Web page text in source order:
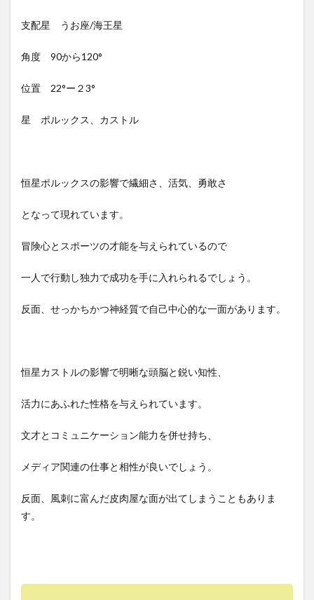
支配星 うお座/海王星
角度 90から120°
位置 22°ー２3°
星 ポルックス、カストル
恒星ポルックスの影響で繊細さ、活気、勇敢さ
となって現れています。
冒険心とスポーツの才能を与えられているので
一人で行動し独力で成功を手に入れられるでしょう。
反面、せっかちかつ神経質で自己中心的な一面があります。
恒星カストルの影響で明晰な頭脳と鋭い知性、
活力にあふれた性格を与えられています。
文才とコミュニケーション能力を併せ持ち、
メディア関連の仕事と相性が良いでしょう。
反面、風刺に富んだ皮肉屋な面が出てしまうこともありま
す。